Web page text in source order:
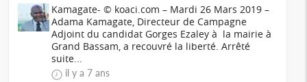
Kamagate- © koaci.com – Mardi 26 Mars 2019 –
Adama Kamagate, Directeur de Campagne
Adjoint du candidat Gorges Ezaley à la mairie à
Grand Bassam, a recouvré la liberté. Arrêté
suite...
il y a 7 ans